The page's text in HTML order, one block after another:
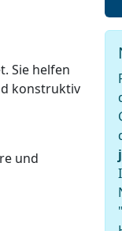
Sie helfen
konstruktiv
und